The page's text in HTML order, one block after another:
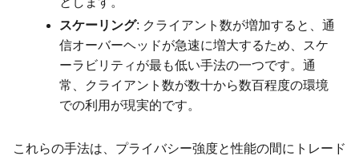
スケーリング: クライアント数が増加すると、通
信オーバーヘッドが急速に増大するため、スケ
ーラビリティが最も低い手法の一つです。通
常、クライアント数が数十から数百程度の環境
での利用が現実的です。
これらの手法は、プライバシー強度と性能の間にトレード